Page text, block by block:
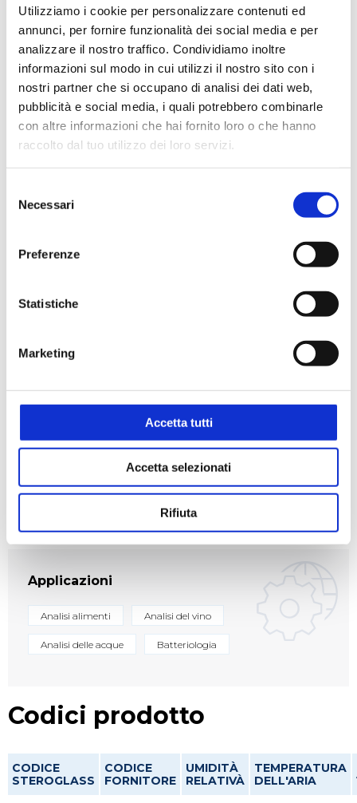
Utilizziamo i cookie per personalizzare contenuti ed
annunci, per fornire funzionalità dei social media e per
analizzare il nostro traffico. Condividiamo inoltre
informazioni sul modo in cui utilizzi il nostro sito con i
nostri partner che si occupano di analisi dei dati web,
pubblicità e social media, i quali potrebbero combinarle
con altre informazioni che hai fornito loro o che hanno
raccolto dal tuo utilizzo dei loro servizi.
delNecessari
Preferenze
Statistiche
Marketing
Accetta tutti
Accetta selezionati
Rifiuta
Caratteristiche tecniche
Con la sua versione del software Colony Lite
esegue il conteggio delle colonie in modo
semplice e affidabile, per gli utenti più esigenti il
software può essere aggiornato a Colonies PRO
per aumentarlo capacità, ad es. impostazione dei
livelli di autorizzazione dell'utente, connettività
creazione di report, audit trail o CFR21 parte 11.
Flash può essere trasformata per misurare
l'inibizione aloni che accettano vari criteri di
diametri corrispondenti di aree circolari virtuali.
Ambientale
Applicazioni
Analisi alimenti Analisi del vino
Analisi delle acque Batteriologia
Codici prodotto
CODICE
STEROGLASS
CODICE
FORNITORE
UMIDITÀ
RELATIVÀ
TEMPERATURA
DELL'ARIA